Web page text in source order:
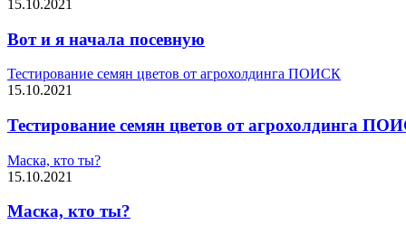
15.10.2021
Вот и я начала посевную
Тестирование семян цветов от агрохолдинга ПОИСК
15.10.2021
Тестирование семян цветов от агрохолдинга
Маска, кто ты?
15.10.2021
Маска, кто ты?